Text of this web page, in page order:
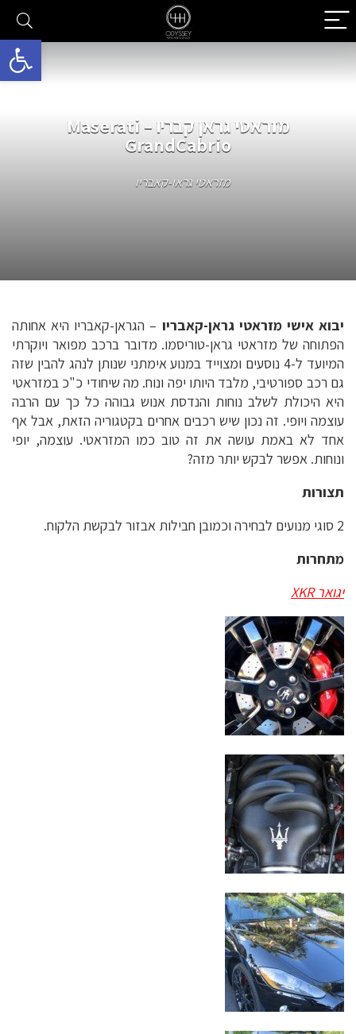
פתח
מזראטי גראן קבריו – Maserati
GrandCabrio
מזראטי גראן-קאבריו
יבוא אישי מזראטי גראן-קאבריו – הגראן-קאבריו היא אחותה
הפתוחה של מזראטי גראן-טוריסמו. מדובר ברכב מפואר ויוקרתי
המיועד ל-4 נוסעים ומצוייד במנוע אימתני שנותן לנהג להבין שזה
גם רכב ספורטיבי, מלבד היותו יפה ונוח. מה שיחודי כ"כ במזראטי
היא היכולת לשלב נוחות והנדסת אנוש גבוהה כל כך עם הרבה
עוצמה ויופי. זה נכון שיש רכבים אחרים בקטגוריה הזאת, אבל אף
אחד לא באמת עושה את זה טוב כמו המזראטי. עוצמה, יופי
ונוחות. אפשר לבקש יותר מזה?
תצורות
2 סוגי מנועים לבחירה וכמובן חבילות אבזור לבקשת הלקוח.
מתחרות
יגואר XKR